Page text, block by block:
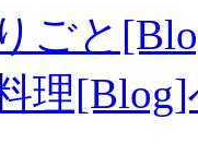
ごと
理[Blog]